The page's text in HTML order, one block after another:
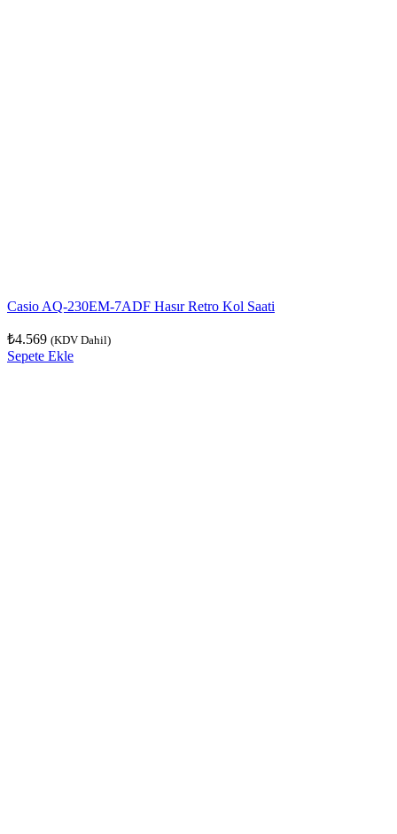
Casio AQ-230EM-7ADF Hasır Retro Kol Saati
₺4.569 (KDV Dahil)
Sepete Ekle